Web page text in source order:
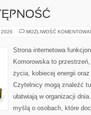
2026 MOŻLIWOŚĆ
Strona internetowa
Komorowska to
życia, kobiecej energii
Czytelnicy mogą znaleźć
ułatwiają w organizacji
myślą o osobach, które